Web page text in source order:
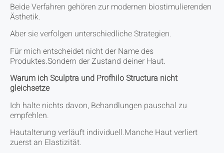
Beide Verfahren gehören zur modernen biostimulierenden
Ästhetik.
Aber sie verfolgen unterschiedliche Strategien.
Für mich entscheidet nicht der Name des
Produktes.Sondern der Zustand deiner Haut.
Warum ich Sculptra und Profhilo Structura nicht
gleichsetze
Ich halte nichts davon, Behandlungen pauschal zu
empfehlen.
Hautalterung verläuft individuell.Manche Haut verliert
zuerst an Elastizität.